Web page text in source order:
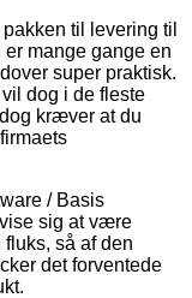
til levering til
mange gange en
super praktisk.
dog i de fleste
kræver at du
/ Basis
sig at være
så af den
det forventede